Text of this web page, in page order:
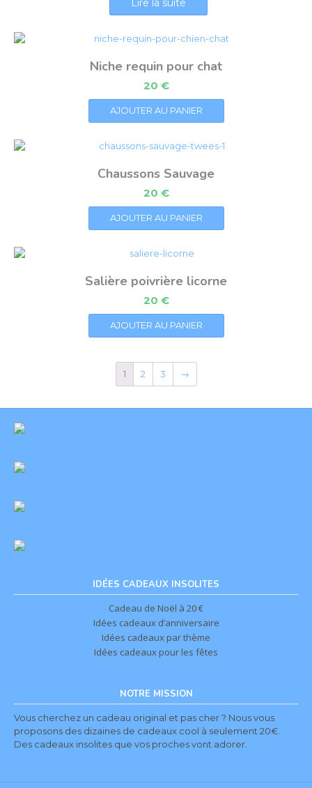
Niche requin pour chat
20 €
AJOUTER AU PANIER
Chaussons Sauvage
20 €
AJOUTER AU PANIER
Salière poivrière licorne
20 €
AJOUTER AU PANIER
1 2 3 →
IDÉES CADEAUX INSOLITES
Cadeau de Noël à 20 €
Idées cadeaux d’anniversaire
Idées cadeaux par thème
Idées cadeaux pour les fêtes
NOTRE MISSION
Vous cherchez un cadeau original et pas cher ? Nous vous
proposons des dizaines de cadeaux cool à seulement 20€.
Des cadeaux insolites que vos proches vont adorer.